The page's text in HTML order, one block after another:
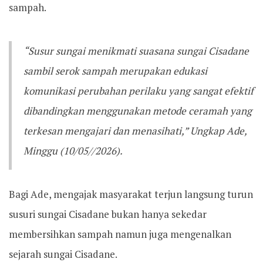
sampah.
“Susur sungai menikmati suasana sungai Cisadane
sambil serok sampah merupakan edukasi
komunikasi perubahan perilaku yang sangat efektif
dibandingkan menggunakan metode ceramah yang
terkesan mengajari dan menasihati,” Ungkap Ade,
Minggu (10/05//2026).
Bagi Ade, mengajak masyarakat terjun langsung turun
susuri sungai Cisadane bukan hanya sekedar
membersihkan sampah namun juga mengenalkan
sejarah sungai Cisadane.